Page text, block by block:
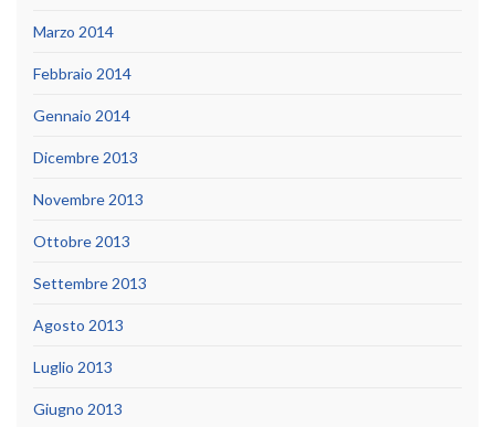
Marzo 2014
Febbraio 2014
Gennaio 2014
Dicembre 2013
Novembre 2013
Ottobre 2013
Settembre 2013
Agosto 2013
Luglio 2013
Giugno 2013